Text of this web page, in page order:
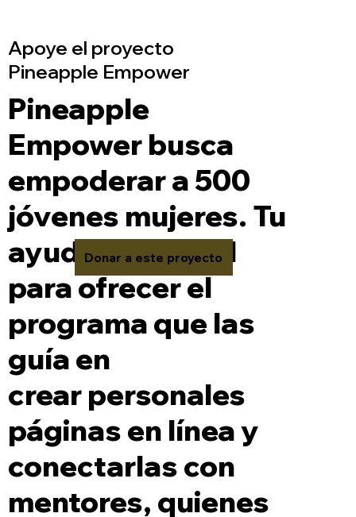
Apoye el proyecto
Pineapple Empower
Pineapple
Empower busca
empoderar a 500
jóvenes mujeres. Tu
ayuda es crucial
para ofrecer el
programa que las
guía en
crear personales
páginas en línea y
conectarlas con
mentores, quienes
Donar a este proyecto